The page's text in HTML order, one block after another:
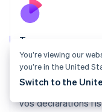
Tax
Découvrez où
facturez
et accédez aux
vos déclarations
Mexique
Español
Nouvelle-
English
Pays-Bas
Pologne
You’re viewing our
you’re in the United
Switch to the